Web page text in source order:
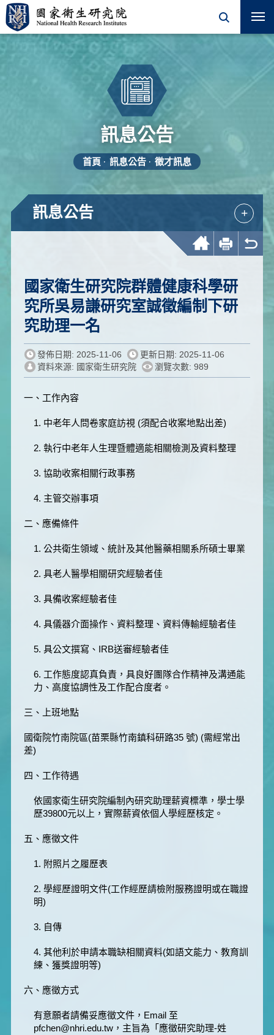
訊息公告
首頁 訊息公告 徵才訊息
訊息公告 +
友善列印 回上一頁
國家衛生研究院群體健康科學研
究所吳易謙研究室誠徵編制下研
究助理一名
發佈日期: 2025-11-06
更新日期: 2025-11-06
資料來源: 國家衛生研究院
瀏覽次數: 989
一、工作內容
1. 中老年人問卷家庭訪視 (須配合收案地點出差)
2. 執行中老年人生理暨體適能相關檢測及資料整理
3. 協助收案相關行政事務
4. 主管交辦事項
二、應備條件
1. 公共衛生領域、統計及其他醫藥相關系所碩士畢業
2. 具老人醫學相關研究經驗者佳
3. 具備收案經驗者佳
4. 具儀器介面操作、資料整理、資料傳輸經驗者佳
5. 具公文撰寫、IRB送審經驗者佳
6. 工作態度認真負責，具良好團隊合作精神及溝通能
力、高度協調性及工作配合度者。
三、上班地點
國衛院竹南院區(苗栗縣竹南鎮科研路35 號) (需經常出
差)
四、工作待遇
依國家衛生研究院編制內研究助理薪資標準，學士學
歷39800元以上，實際薪資依個人學經歷核定。
五、應徵文件
1. 附照片之履歷表
2. 學經歷證明文件(工作經歷請檢附服務證明或在職證
明)
3. 自傳
4. 其他利於申請本職缺相關資料(如語文能力、教育訓
練、獲獎證明等)
六、應徵方式
有意願者請備妥應徵文件，Email 至
pfchen@nhri.edu.tw，主旨為「應徵研究助理-姓